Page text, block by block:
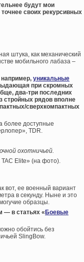
будут мои
своих рекурсивных
штука, как механический
мобильного лабаза –
например, уникальные
при скромных
два-три последних
стройных рядов вполне
сверхкомпактных
более доступные
TDR.
охотничьей.
Elite» (на фото).
вот, ее военный вариант
в секунду. Ныне и это
образцы.
— в статьях «Боевые
обойтись без
SlingBow.